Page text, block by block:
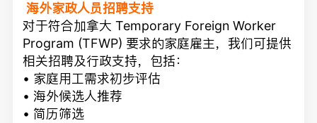
海外家政人员招聘支持
对于符合加拿大 Temporary Foreign Worker
Program (TFWP) 要求的家庭雇主，我们可提供
相关招聘及行政支持，包括：
• 家庭用工需求初步评估
• 海外候选人推荐
• 简历筛选